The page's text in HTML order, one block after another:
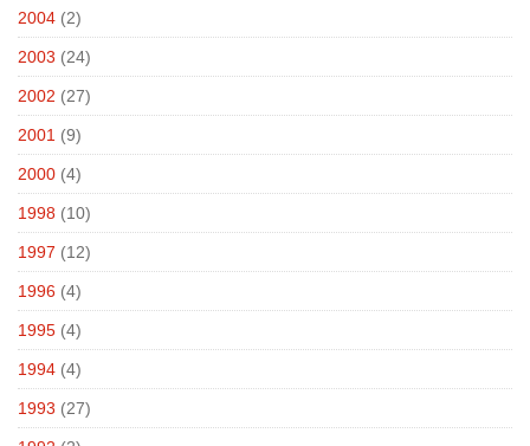
2004 (2)
2003 (24)
2002 (27)
2001 (9)
2000 (4)
1998 (10)
1997 (12)
1996 (4)
1995 (4)
1994 (4)
1993 (27)